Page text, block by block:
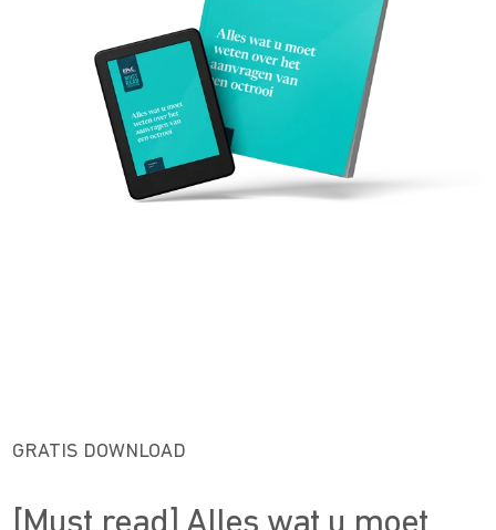
GRATIS DOWNLOAD